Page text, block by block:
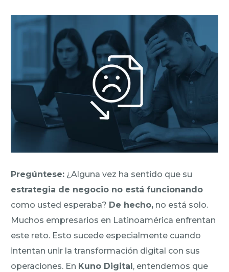
Pregúntese: ¿Alguna vez ha sentido que su
estrategia de negocio no está funcionando
como usted esperaba? De hecho, no está solo.
Muchos empresarios en Latinoamérica enfrentan
este reto. Esto sucede especialmente cuando
intentan unir la transformación digital con sus
operaciones. En Kuno Digital, entendemos que